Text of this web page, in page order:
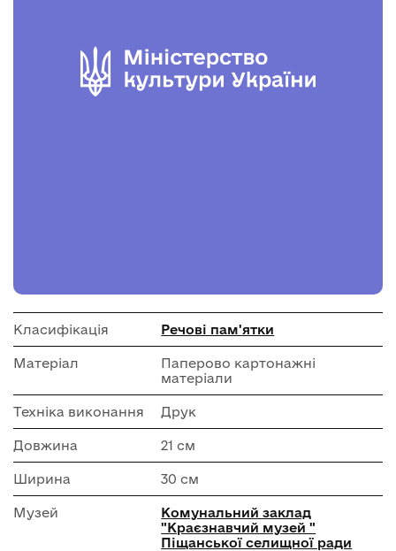
Класифікація Речові пам'ятки
Матеріал
Паперово картонажні
матеріали
Техніка виконання Друк
Довжина 21 см
Ширина 30 см
Музей
Комунальний заклад
"Краєзнавчий музей "
Піщанської селищної ради